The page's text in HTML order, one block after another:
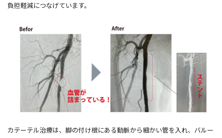
負担軽減につなげています。
カテーテル治療は、脚の付け根にある動脈から細かい管を入れ、バルー